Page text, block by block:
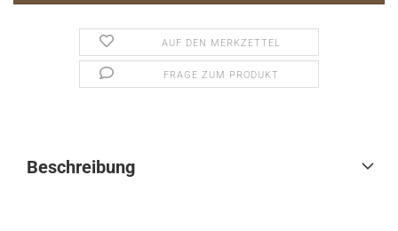
AUF DEN MERKZETTEL
FRAGE ZUM PRODUKT
Beschreibung